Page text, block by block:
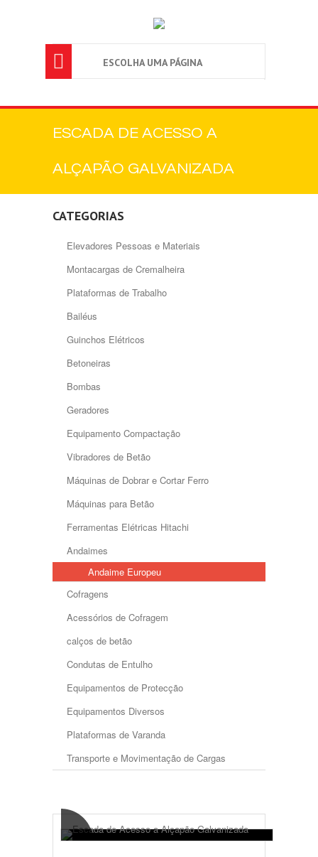
 ESCOLHA UMA PÁGINA
ESCADA DE ACESSO A
ALÇAPÃO GALVANIZADA
CATEGORIAS
Elevadores Pessoas e Materiais
Montacargas de Cremalheira
Plataformas de Trabalho
Bailéus
Guinchos Elétricos
Betoneiras
Bombas
Geradores
Equipamento Compactação
Vibradores de Betão
Máquinas de Dobrar e Cortar Ferro
Máquinas para Betão
Ferramentas Elétricas Hitachi
Andaimes
Andaime Europeu
Cofragens
Acessórios de Cofragem
calços de betão
Condutas de Entulho
Equipamentos de Protecção
Equipamentos Diversos
Plataformas de Varanda
Transporte e Movimentação de Cargas